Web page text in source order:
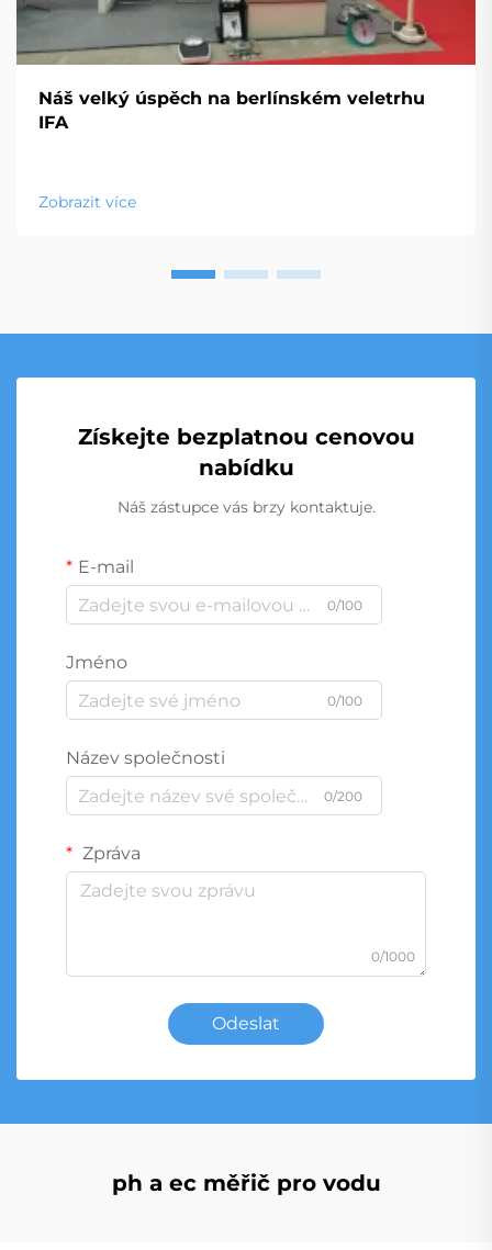
Náš velký úspěch na berlínském veletrhu
IFA
Zobrazit více
Získejte bezplatnou cenovou
nabídku
Náš zástupce vás brzy kontaktuje.
E-mail
0/100
Jméno
0/100
Název společnosti
0/200
Zpráva
0/1000
Odeslat
ph a ec měřič pro vodu